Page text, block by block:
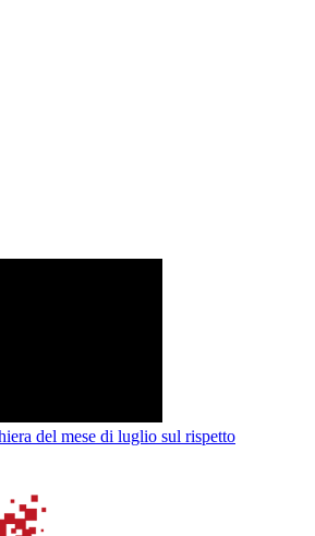
del mese di luglio sul rispetto